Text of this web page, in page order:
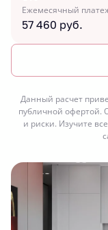
Ежемесячный
57 460 руб.
Данный расчет
публичной офертой.
и риски. Изучите